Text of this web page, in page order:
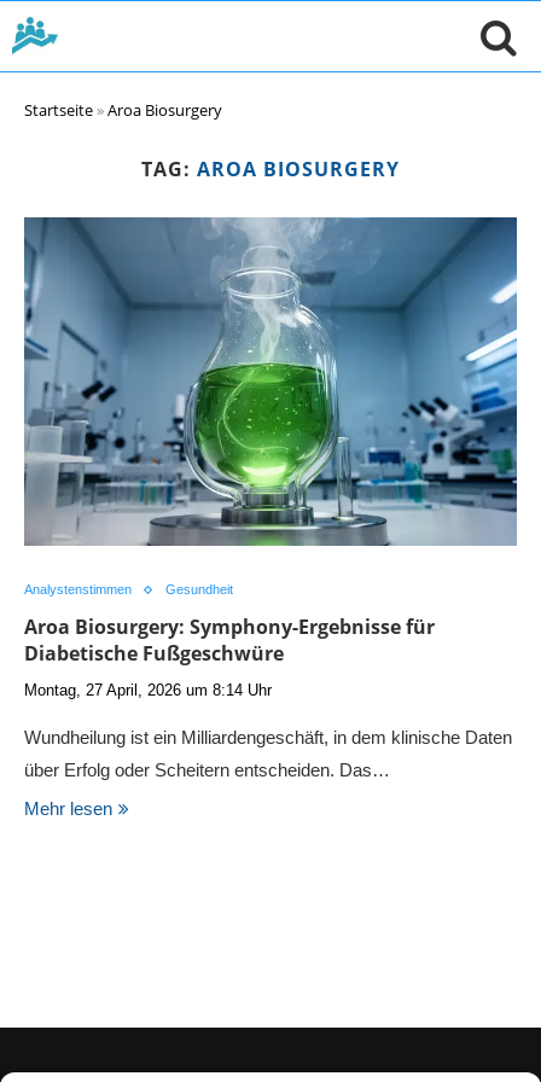
Startseite»Aroa Biosurgery
TAG: AROA BIOSURGERY
Analystenstimmen Gesundheit
Aroa Biosurgery: Symphony-Ergebnisse für
Diabetische Fußgeschwüre
Montag, 27 April, 2026 um 8:14 Uhr
Wundheilung ist ein Milliardengeschäft, in dem klinische Daten
über Erfolg oder Scheitern entscheiden. Das…
Mehr lesen